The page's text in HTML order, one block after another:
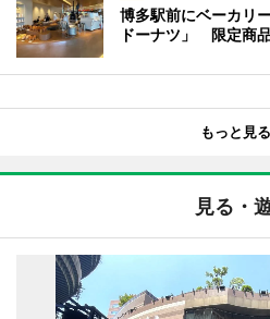
博多駅前にベーカリ
ドーナツ」 限定商
もっと見る
見る・